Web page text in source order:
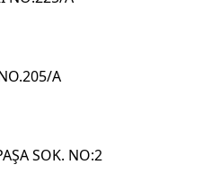
A
SOK. NO:2